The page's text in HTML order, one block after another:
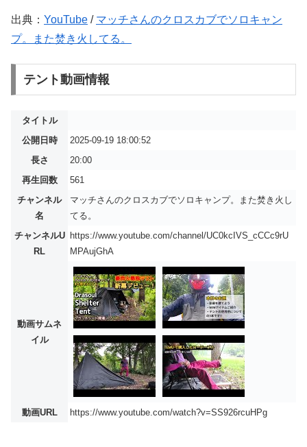
出典： YouTube / マッチさんのクロスカブでソロキャン
プ。また焚き火してる。
テント動画情報
タイトル
公開日時
2025-09-19 18:00:52
長さ
20:00
再生回数
561
チャンネル
名
マッチさんのクロスカブでソロキャンプ。また焚き火し
てる。
チャンネルU
RL
https://www.youtube.com/channel/UC0kcIVS_cCCc9rU
MPAujGhA
動画サムネ
イル
動画URL https://www.youtube.com/watch?v=SS926rcuHPg